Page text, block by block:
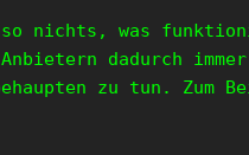
so nichts, was
dadurch
zu tun. Zum